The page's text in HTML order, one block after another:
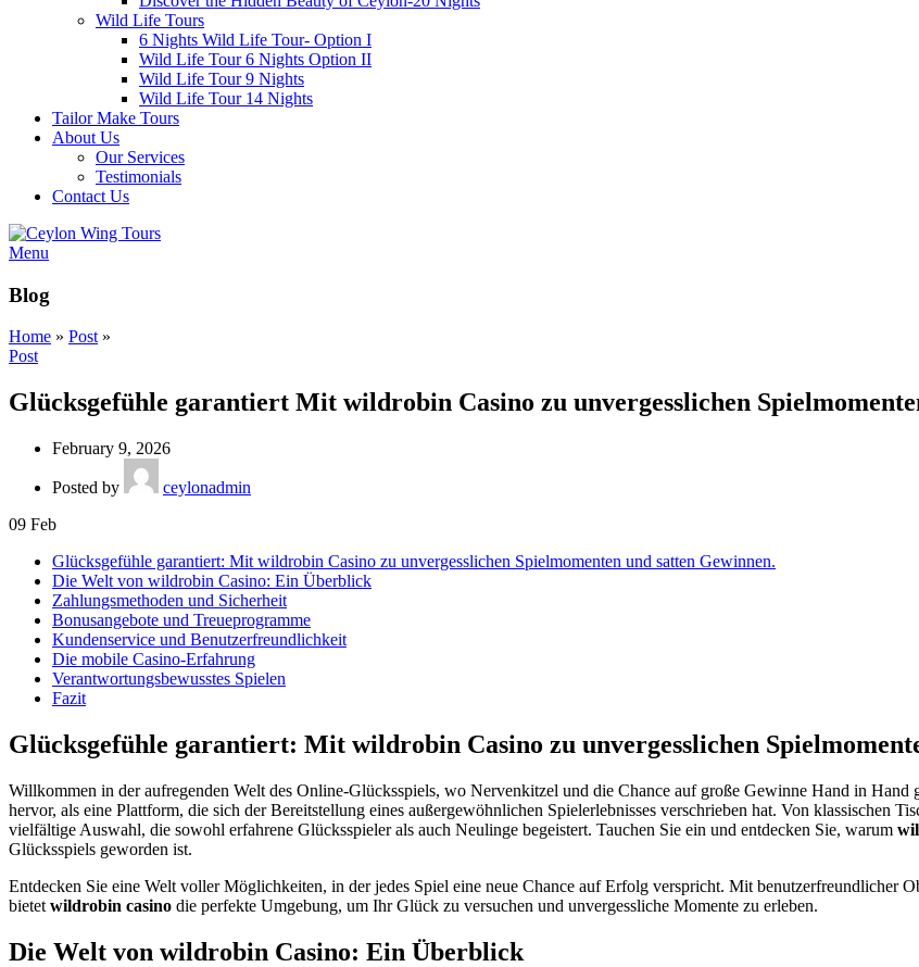
Wild Life Tours
6 Nights Wild Life Tour- Option I
Wild Life Tour 6 Nights Option II
Wild Life Tour 9 Nights
Wild Life Tour 14 Nights
Tailor Make Tours
About Us
Our Services
Testimonials
Contact Us
Menu
Blog
Home » Post»
Post
Glücksgefühle garantiert Mit wildrobin Casino zu unvergesslichen
February 9, 2026
Posted by
ceylonadmin
09 Feb
Glücksgefühle garantiert: Mit wildrobin Casino zu unvergesslichen Spielmomenten und satten Gewinnen.
Die Welt von wildrobin Casino: Ein Überblick
Zahlungsmethoden und Sicherheit
Bonusangebote und Treueprogramme
Kundenservice und Benutzerfreundlichkeit
Die mobile Casino-Erfahrung
Verantwortungsbewusstes Spielen
Fazit
Glücksgefühle garantiert: Mit wildrobin Casino zu unvergesslichen
Willkommen in der aufregenden Welt des Online-Glücksspiels, wo Nervenkitzel und die Chance auf große Gewinne Hand in Hand
hervor, als eine Plattform, die sich der Bereitstellung eines außergewöhnlichen Spielerlebnisses verschrieben hat. Von klassischen
vielfältige Auswahl, die sowohl erfahrene Glücksspieler als auch Neulinge begeistert. Tauchen Sie ein und entdecken Sie, warum
Glücksspiels geworden ist.
Entdecken Sie eine Welt voller Möglichkeiten, in der jedes Spiel eine neue Chance auf Erfolg verspricht. Mit benutzerfreundlicher
bietet wildrobin casino die perfekte Umgebung, um Ihr Glück zu versuchen und unvergessliche Momente zu erleben.
Die Welt von wildrobin Casino: Ein Überblick